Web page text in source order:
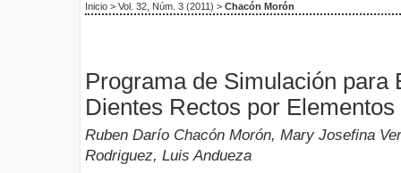
Inicio > Vol. 32, Núm. 3 (2011) > Chacón Morón
Programa de Simulación para
Dientes Rectos por
Ruben Darío Chacón Morón, Mary Josefina
Rodriguez, Luis Andueza